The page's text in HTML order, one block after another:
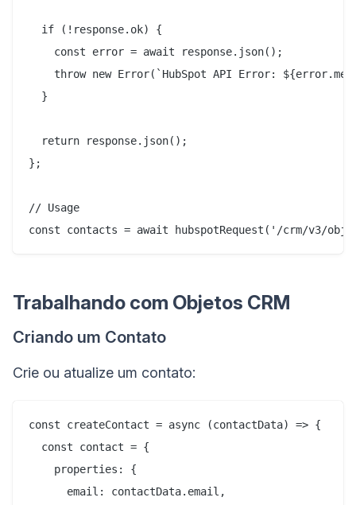
  if (!response.ok) {
    const error = await response.json();
throw new Error(`HubSpot API Error:
  }
  return response.json();
};
// Usage
Trabalhando com Objetos CRM
Criando um Contato
Crie ou atualize um contato:
const createContact = async (contactData) => {
  const contact = {
    properties: {
      email: contactData.email,